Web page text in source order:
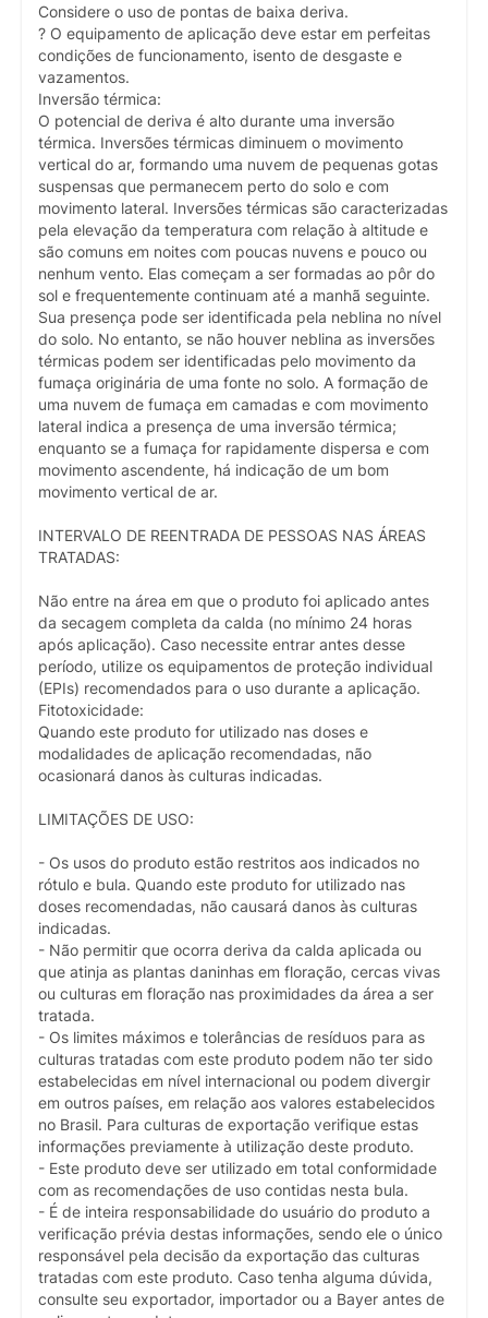
Considere o uso de pontas de baixa deriva.
? O equipamento de aplicação deve estar em perfeitas
condições de funcionamento, isento de desgaste e
vazamentos.
Inversão térmica:
O potencial de deriva é alto durante uma inversão
térmica. Inversões térmicas diminuem o movimento
vertical do ar, formando uma nuvem de pequenas gotas
suspensas que permanecem perto do solo e com
movimento lateral. Inversões térmicas são caracterizadas
pela elevação da temperatura com relação à altitude e
são comuns em noites com poucas nuvens e pouco ou
nenhum vento. Elas começam a ser formadas ao pôr do
sol e frequentemente continuam até a manhã seguinte.
Sua presença pode ser identificada pela neblina no nível
do solo. No entanto, se não houver neblina as inversões
térmicas podem ser identificadas pelo movimento da
fumaça originária de uma fonte no solo. A formação de
uma nuvem de fumaça em camadas e com movimento
lateral indica a presença de uma inversão térmica;
enquanto se a fumaça for rapidamente dispersa e com
movimento ascendente, há indicação de um bom
movimento vertical de ar.
INTERVALO DE REENTRADA DE PESSOAS NAS ÁREAS
TRATADAS:
Não entre na área em que o produto foi aplicado antes
da secagem completa da calda (no mínimo 24 horas
após aplicação). Caso necessite entrar antes desse
período, utilize os equipamentos de proteção individual
(EPIs) recomendados para o uso durante a aplicação.
Fitotoxicidade:
Quando este produto for utilizado nas doses e
modalidades de aplicação recomendadas, não
ocasionará danos às culturas indicadas.
LIMITAÇÕES DE USO:
- Os usos do produto estão restritos aos indicados no
rótulo e bula. Quando este produto for utilizado nas
doses recomendadas, não causará danos às culturas
indicadas.
- Não permitir que ocorra deriva da calda aplicada ou
que atinja as plantas daninhas em floração, cercas vivas
ou culturas em floração nas proximidades da área a ser
tratada.
- Os limites máximos e tolerâncias de resíduos para as
culturas tratadas com este produto podem não ter sido
estabelecidas em nível internacional ou podem divergir
em outros países, em relação aos valores estabelecidos
no Brasil. Para culturas de exportação verifique estas
informações previamente à utilização deste produto.
- Este produto deve ser utilizado em total conformidade
com as recomendações de uso contidas nesta bula.
- É de inteira responsabilidade do usuário do produto a
verificação prévia destas informações, sendo ele o único
responsável pela decisão da exportação das culturas
tratadas com este produto. Caso tenha alguma dúvida,
consulte seu exportador, importador ou a Bayer antes de